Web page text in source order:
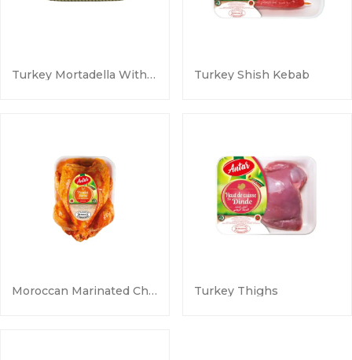
Turkey Mortadella With Cheese Turkey Shish Kebab
Moroccan Marinated Chicken Turkey Thighs